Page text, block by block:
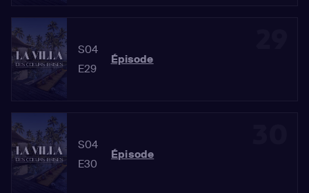
S04
E29
Épisode
S04
E30
Épisode